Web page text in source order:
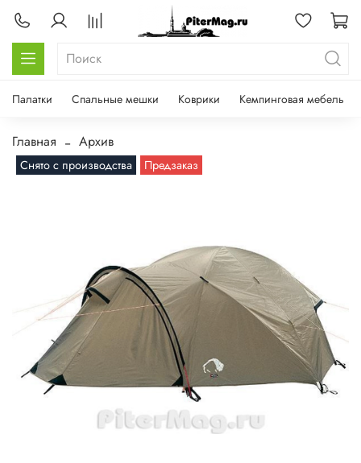
Палатки Спальные мешки Коврики Кемпинговая мебель
Главная Архив
Снято с производства Предзаказ